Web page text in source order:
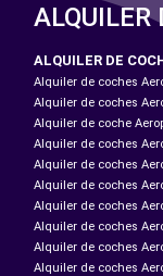
ALQUILER
ALQUILER DE
Alquiler de coches
Alquiler de coches
Alquiler de coche
Alquiler de coches
Alquiler de coches
Alquiler de coches
Alquiler de coches
Alquiler de coches
Alquiler de coches
Alquiler de coches